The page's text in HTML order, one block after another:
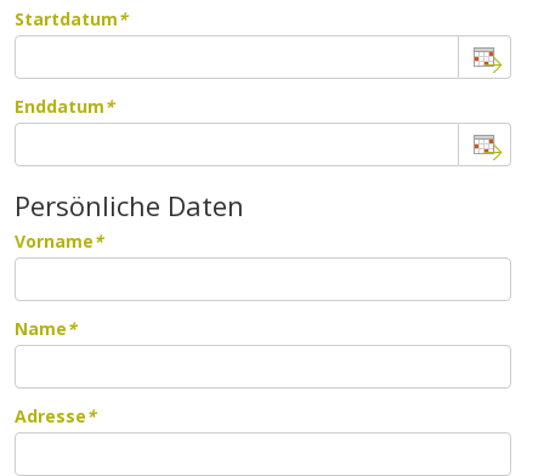
Startdatum*
Enddatum*
Persönliche Daten
Vorname*
Name*
Adresse*